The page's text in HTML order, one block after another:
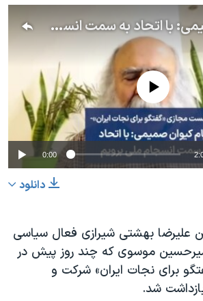
پیام کیوان صمیمی: با اتحاد به سمت انسجام ملی برویم
No media source currently
0:00
دانلود
علیرضا بهشتی شیرازی فعال سیاسی
موسوی که چند روز پیش در
برای نجات ایران» شرکت و
شد.